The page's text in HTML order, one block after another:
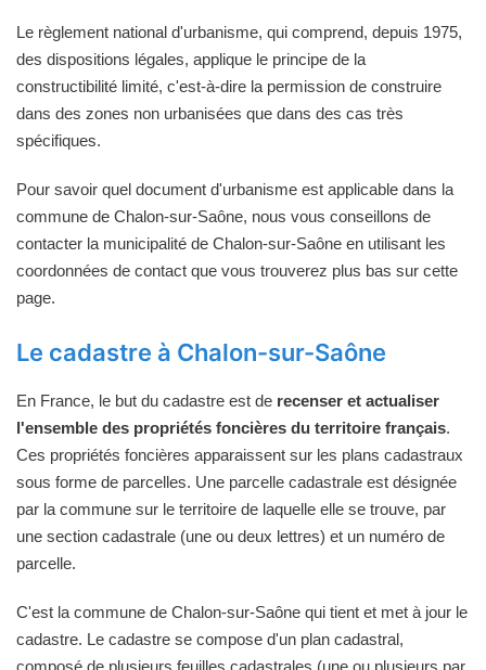
Le règlement national d'urbanisme, qui comprend, depuis 1975,
des dispositions légales, applique le principe de la
constructibilité limité, c'est-à-dire la permission de construire
dans des zones non urbanisées que dans des cas très
spécifiques.
Pour savoir quel document d'urbanisme est applicable dans la
commune de Chalon-sur-Saône, nous vous conseillons de
contacter la municipalité de Chalon-sur-Saône en utilisant les
coordonnées de contact que vous trouverez plus bas sur cette
page.
Le cadastre à Chalon-sur-Saône
En France, le but du cadastre est de recenser et actualiser
l'ensemble des propriétés foncières du territoire français.
Ces propriétés foncières apparaissent sur les plans cadastraux
sous forme de parcelles. Une parcelle cadastrale est désignée
par la commune sur le territoire de laquelle elle se trouve, par
une section cadastrale (une ou deux lettres) et un numéro de
parcelle.
C'est la commune de Chalon-sur-Saône qui tient et met à jour le
cadastre. Le cadastre se compose d'un plan cadastral,
composé de plusieurs feuilles cadastrales (une ou plusieurs par